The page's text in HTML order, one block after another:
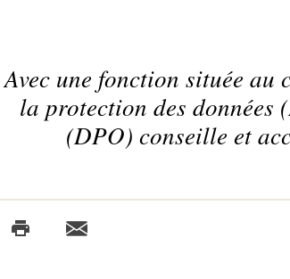
Avec une fonction située
la protection des données
(DPO) conseille et